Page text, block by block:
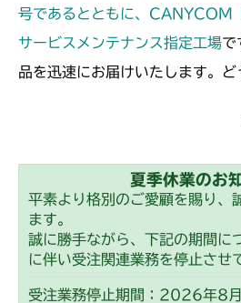
本体 FIG36 副変速
CMX2202YCV/YCS
本体 FIG24 副変速
CMX2504
本体 FIG22 副変速
号であるとともに、CANYCOM
サービスメンテナンス指定工場で
品を迅速にお届けいたします。ど
夏季休業のお
平素より格別のご愛顧を賜り、
ます。
誠に勝手ながら、下記の期間に
に伴い受注関連業務を停止させ
受注業務停止期間：2026年8